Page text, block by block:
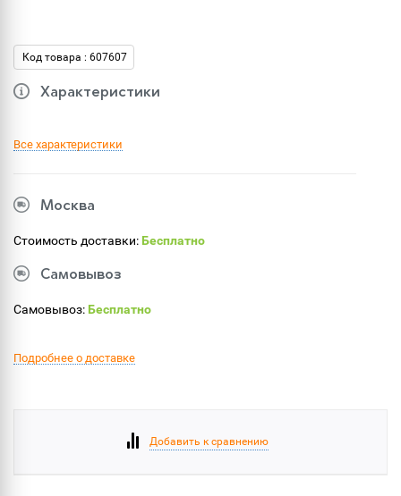
Код товара : 607607
Характеристики
Все характеристики
Москва
Стоимость доставки:Бесплатно
Самовывоз
Самовывоз:Бесплатно
Подробнее о доставке
Добавить к сравнению